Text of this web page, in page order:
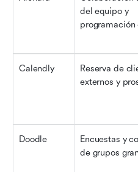
del equipo y
programación
Calendly
Reserva de
externos y
Doodle
Encuestas y
de grupos